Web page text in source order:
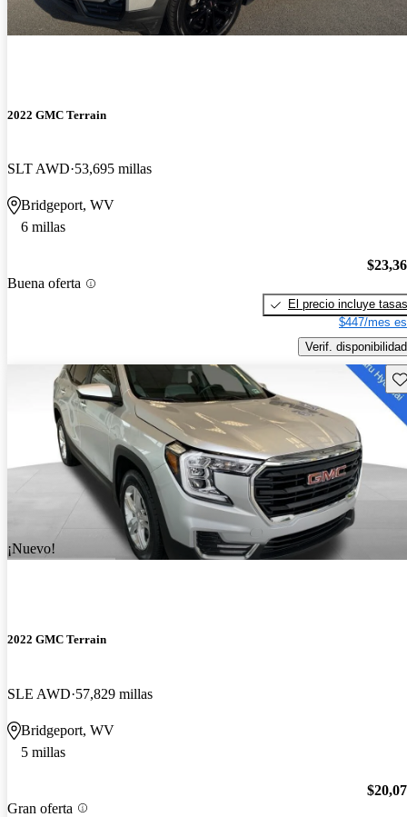
2022 GMC Terrain
SLT AWD 53,695 millas
Bridgeport, WV
6 millas
Buena oferta
El precio incluye tasas
$447/mes
Verif. disponibilidad
¡Nuevo!
2022 GMC Terrain
SLE AWD 57,829 millas
Bridgeport, WV
5 millas
Gran oferta